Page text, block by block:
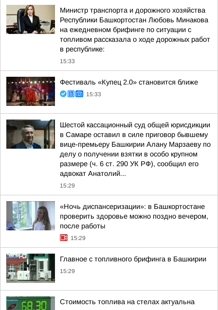
Министр транспорта и дорожного хозяйства
Республики Башкортостан Любовь Минакова
на ежедневном брифинге по ситуации с
топливом рассказала о ходе дорожных работ
в республике:
15:33
Фестиваль «Купец 2.0» становится ближе
15:33
Шестой кассационный суд общей юрисдикции
в Самаре оставил в силе приговор бывшему
вице-премьеру Башкирии Алану Марзаеву по
делу о получении взятки в особо крупном
размере (ч. 6 ст. 290 УК РФ), сообщил его
адвокат Анатолий...
15:29
«Ночь диспансеризации»: в Башкортостане
проверить здоровье можно поздно вечером,
после работы
15:29
Главное с топливного брифинга в Башкирии
15:29
Стоимость топлива на стелах актуальна